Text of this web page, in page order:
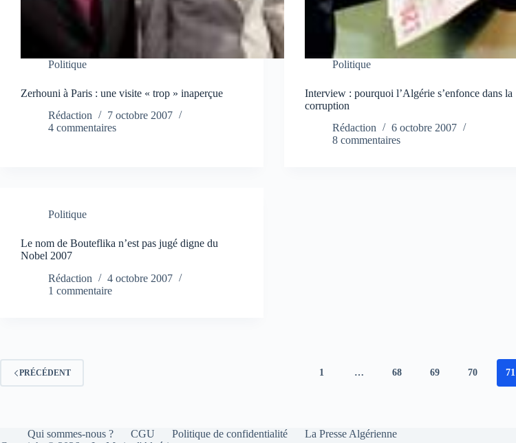
Politique
Zerhouni à Paris : une visite « trop » inaperçue
Rédaction
7 octobre 2007
4 commentaires
Politique
Interview : pourquoi l’Algérie s’enfonce dans la
corruption
Rédaction
6 octobre 2007
8 commentaires
Politique
Le nom de Bouteflika n’est pas jugé digne du
Nobel 2007
Rédaction
4 octobre 2007
1 commentaire
PRÉCÉDENT 1 … 68 69 70 71
Qui sommes-nous ? CGU Politique de confidentialité
La Presse Algérienne